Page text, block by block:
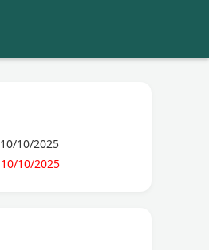
10/10/2025
10/10/2025